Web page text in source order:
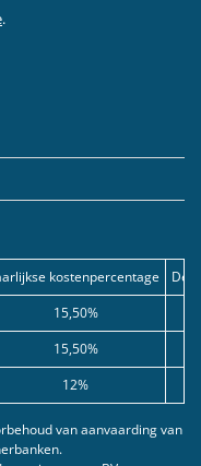
.
kostenpercentage
15,50%
15,50%
12%
van aanvaarding van